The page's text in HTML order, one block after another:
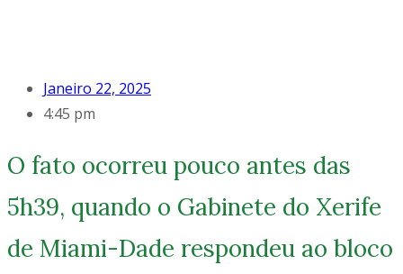
Janeiro 22, 2025
4:45 pm
O fato ocorreu pouco antes das
5h39, quando o Gabinete do Xerife
de Miami-Dade respondeu ao bloco